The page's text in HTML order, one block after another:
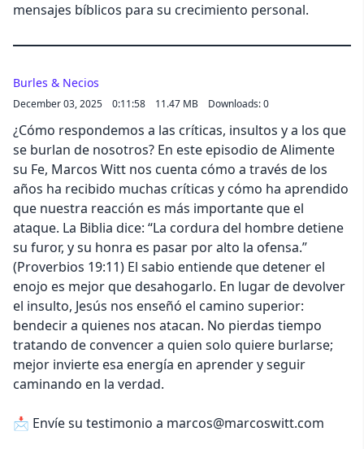
mensajes bíblicos para su crecimiento personal.
Cancel
Burles & Necios
December 03, 2025 0:11:58 11.47 MB Downloads: 0
¿Cómo respondemos a las críticas, insultos y a los que
se burlan de nosotros? En este episodio de Alimente
su Fe, Marcos Witt nos cuenta cómo a través de los
años ha recibido muchas críticas y cómo ha aprendido
que nuestra reacción es más importante que el
ataque. La Biblia dice: “La cordura del hombre detiene
su furor, y su honra es pasar por alto la ofensa.”
(Proverbios 19:11) El sabio entiende que detener el
enojo es mejor que desahogarlo. En lugar de devolver
el insulto, Jesús nos enseñó el camino superior:
bendecir a quienes nos atacan. No pierdas tiempo
tratando de convencer a quien solo quiere burlarse;
mejor invierte esa energía en aprender y seguir
caminando en la verdad.
📩 Envíe su testimonio a marcos@marcoswitt.com